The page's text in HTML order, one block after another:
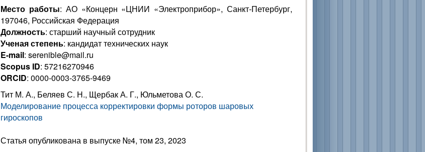
Место работы: АО «Концерн «ЦНИИ «Электроприбор», Санкт-Петербург,
197046, Российская Федерация
Должность: старший научный сотрудник
Ученая степень: кандидат технических наук
E-mail: serenible@mail.ru
Scopus ID: 57216270946
ORCID: 0000-0003-3765-9469
Тит М. А., Беляев С. Н., Щербак А. Г., Юльметова О. С.
Моделирование процесса корректировки формы роторов шаровых
гироскопов
Статья опубликована в выпуске №4, том 23, 2023